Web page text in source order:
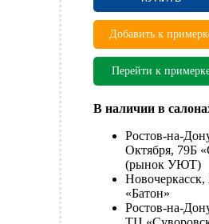
Добавить к
Перейти к
В наличии в
Ростов-на-
Октября, 79Б
(рынок УЮТ)
«Батон»
Ростов-на-